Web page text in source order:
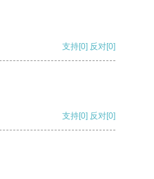
支持[0] 反对[0]
支持[0] 反对[0]